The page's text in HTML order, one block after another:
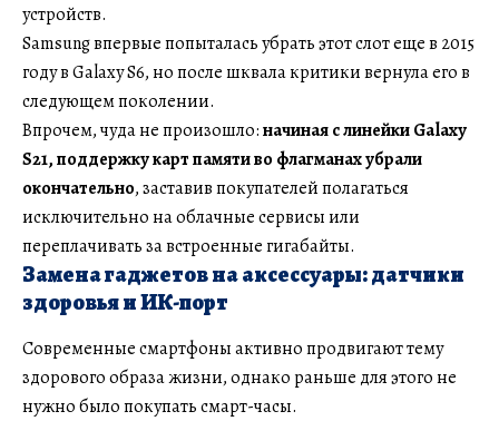
устройств.
Samsung впервые попыталась убрать этот слот еще в 2015
году в Galaxy S6, но после шквала критики вернула его в
следующем поколении.
Впрочем, чуда не произошло:начиная с линейки Galaxy
S21, поддержку карт памяти во флагманах убрали
окончательно, заставив покупателей полагаться
исключительно на облачные сервисы или
переплачивать за встроенные гигабайты.
Замена гаджетов на аксессуары: датчики
здоровья и ИК-порт
Современные смартфоны активно продвигают тему
здорового образа жизни, однако раньше для этого не
нужно было покупать смарт-часы.